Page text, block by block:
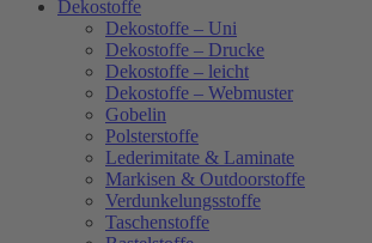
Dekostoffe
Dekostoffe – Uni
Dekostoffe – Drucke
Dekostoffe – leicht
Dekostoffe – Webmuster
Gobelin
Polsterstoffe
Lederimitate & Laminate
Markisen & Outdoorstoffe
Verdunkelungsstoffe
Taschenstoffe